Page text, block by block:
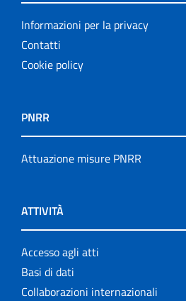
Informazioni per la privacy
Contatti
Cookie policy
PNRR
Attuazione misure PNRR
ATTIVITÀ
Accesso agli atti
Basi di dati
Collaborazioni internazionali